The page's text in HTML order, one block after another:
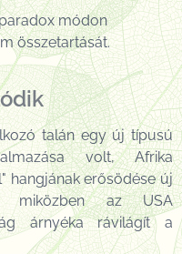
módon
összetartását.
talán egy új típusú
volt, Afrika
hangjának erősödése új
miközben az USA
árnyéka rávilágít a